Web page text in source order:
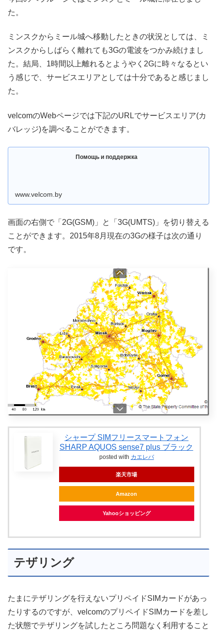
た。
ミンスクからミール城へ移動したときの状況としては、ミ
ンスクからしばらく離れても3Gの電波をつかみ続けまし
た。結局、1時間以上離れるとようやく2Gに時々なるとい
う感じで、サービスエリアとしては十分であると感じまし
た。
velcomのWebページでは下記のURLでサービスエリア(カ
バレッジ)を調べることができます。
Помощь и поддержка
www.velcom.by
画面の右側で「2G(GSM)」と「3G(UMTS)」を切り替える
ことができます。2015年8月現在の3Gの様子は次の通り
です。
シャープ SIMフリースマートフォン
SHARP AQUOS sense7 plus ブラック
posted with カエレバ
楽天市場
Amazon
Yahooショッピング
テザリング
たまにテザリングを行えないプリペイドSIMカードがあっ
たりするのですが、velcomのプリペイドSIMカードを差し
た状態でテザリングを試したところ問題なく利用すること